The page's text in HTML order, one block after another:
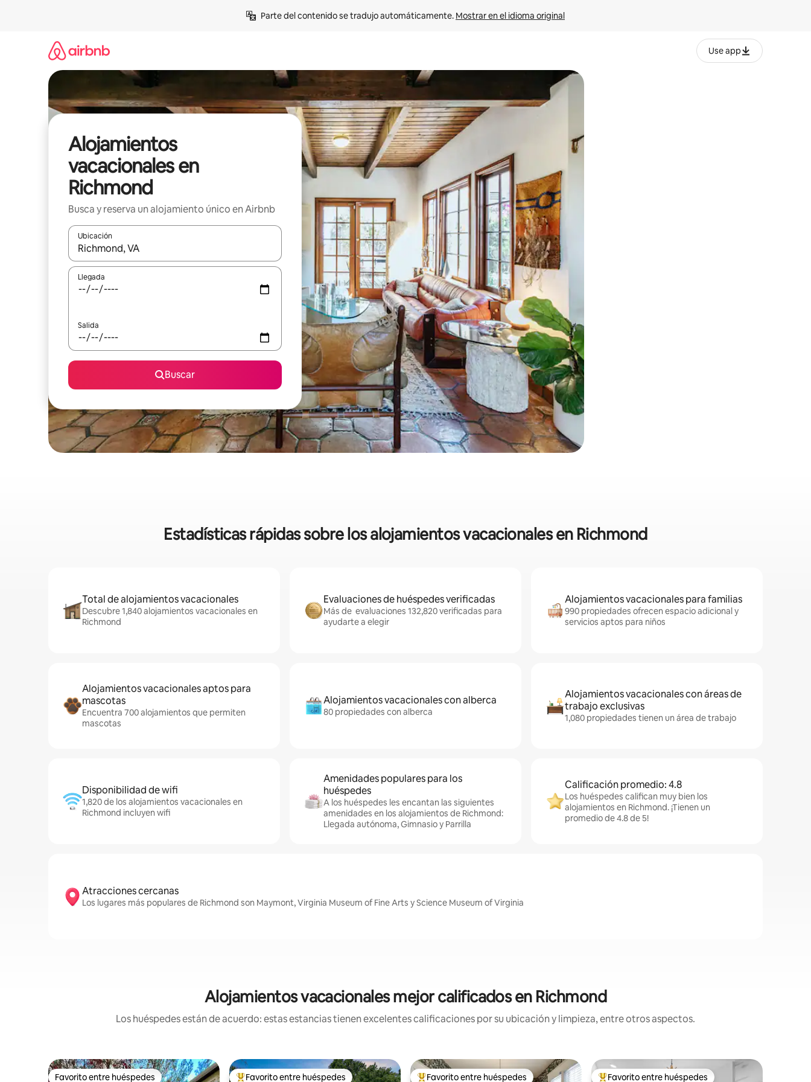
Parte del contenido se tradujo automáticamente. Mostrar en el idioma original
Use app
Alojamientos
vacacionales en
Richmond
Busca y reserva un alojamiento único en Airbnb
Ubicación
Cuando los resultados estén disponibles, podrás navegar usando las teclas de las flechas hacia arriba y hacia abajo, o bien tocando y deslizando la pantalla.
Llegada
Salida
Buscar
Estadísticas rápidas sobre los alojamientos vacacionales en Richmond
Total de alojamientos vacacionales
Descubre 1,840 alojamientos vacacionales en
Richmond
Evaluaciones de huéspedes verificadas
Más de evaluaciones 132,820 verificadas para
ayudarte a elegir
Alojamientos vacacionales para familias
990 propiedades ofrecen espacio adicional y
servicios aptos para niños
Alojamientos vacacionales aptos para
mascotas
Encuentra 700 alojamientos que permiten
mascotas
Alojamientos vacacionales con alberca
80 propiedades con alberca
Alojamientos vacacionales con áreas de
trabajo exclusivas
1,080 propiedades tienen un área de trabajo
Disponibilidad de wifi
1,820 de los alojamientos vacacionales en
Richmond incluyen wifi
Amenidades populares para los
huéspedes
A los huéspedes les encantan las siguientes
amenidades en los alojamientos de Richmond:
Llegada autónoma, Gimnasio y Parrilla
Calificación promedio: 4.8
Los huéspedes califican muy bien los
alojamientos en Richmond. ¡Tienen un
promedio de 4.8 de 5!
Atracciones cercanas
Los lugares más populares de Richmond son Maymont, Virginia Museum of Fine Arts y Science Museum of Virginia
Alojamientos vacacionales mejor calificados en Richmond
Los huéspedes están de acuerdo: estas estancias tienen excelentes calificaciones por su ubicación y limpieza, entre otros aspectos.
Favorito entre huéspedes Favorito entre huéspedes Favorito entre huéspedes Favorito entre huéspedes